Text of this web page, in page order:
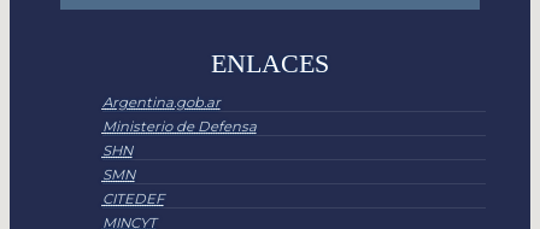
ENLACES
Argentina.gob.ar
Ministerio de Defensa
SHN
SMN
CITEDEF
MINCYT